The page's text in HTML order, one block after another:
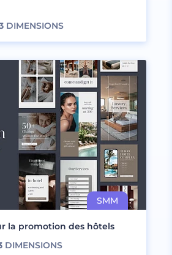
DIMENSIONS
la promotion des hôtels
DIMENSIONS